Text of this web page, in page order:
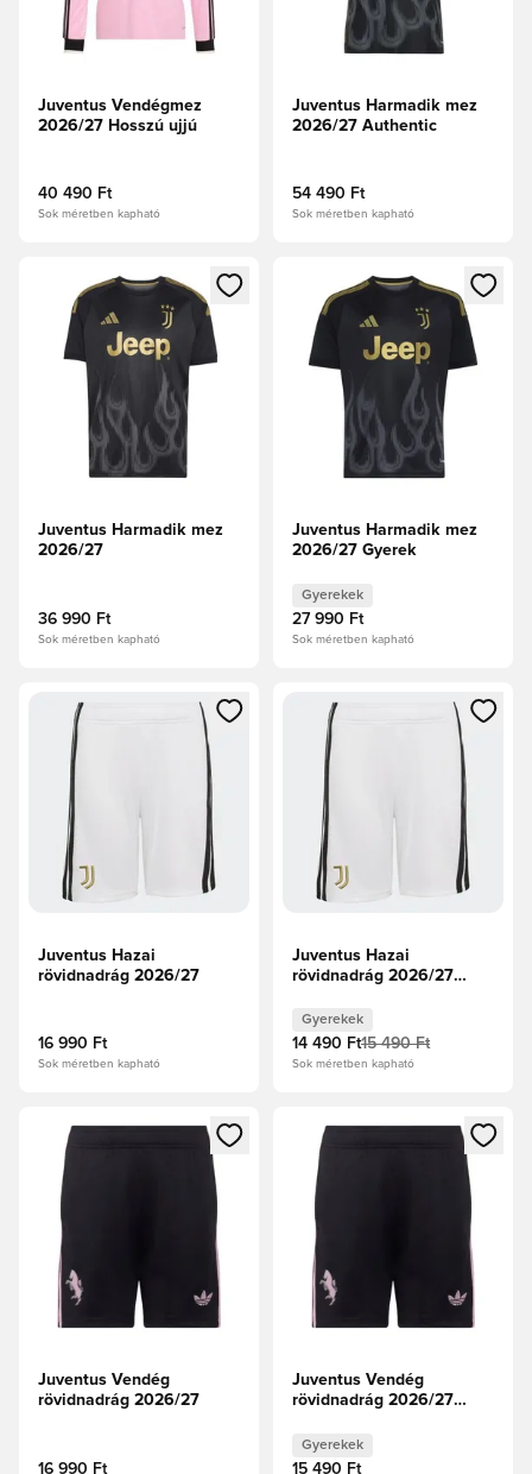
Juventus Vendégmez
2026/27 Hosszú ujjú
40 490 Ft
Sok méretben kapható
Juventus Harmadik mez
2026/27 Authentic
54 490 Ft
Sok méretben kapható
Megnyit egy modált a bejelentkezéshez vagy a tagként
Juventus Harmadik mez
2026/27
36 990 Ft
Sok méretben kapható
Megnyit egy modált a
Juventus Harmadik mez
2026/27 Gyerek
Gyerekek
27 990 Ft
Sok méretben kapható
Megnyit egy modált a bejelentkezéshez vagy a tagként
Juventus Hazai
rövidnadrág 2026/27
16 990 Ft
Sok méretben kapható
Megnyit egy modált a
Juventus Hazai
rövidnadrág 2026/27
Gyerekek
14 490 Ft15 490 Ft
Sok méretben kapható
Megnyit egy modált a bejelentkezéshez vagy a tagként
Juventus Vendég
rövidnadrág 2026/27
16 990 Ft
Megnyit egy modált a
Juventus Vendég
rövidnadrág 2026/27
Gyerekek
15 490 Ft